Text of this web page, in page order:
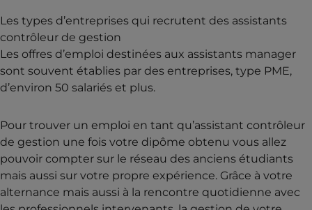
Les types d’entreprises qui recrutent des assistants
contrôleur de gestion
Les offres d’emploi destinées aux assistants manager
sont souvent établies par des entreprises, type PME,
d’environ 50 salariés et plus.
Pour trouver un emploi en tant qu’assistant contrôleur
de gestion une fois votre dipôme obtenu vous allez
pouvoir compter sur le réseau des anciens étudiants
mais aussi sur votre propre expérience. Grâce à votre
alternance mais aussi à la rencontre quotidienne avec